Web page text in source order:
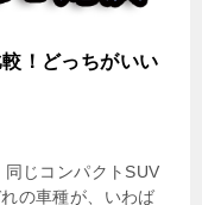
！どっちがいい
同じコンパクトSUV
の車種が、いわば